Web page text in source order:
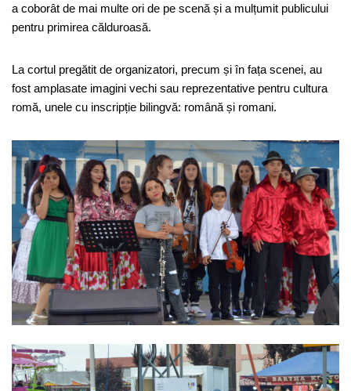
a coborât de mai multe ori de pe scenă și a mulțumit publicului
pentru primirea călduroasă.
La cortul pregătit de organizatori, precum și în fața scenei, au
fost amplasate imagini vechi sau reprezentative pentru cultura
romă, unele cu inscripție bilingvă: română și romani.